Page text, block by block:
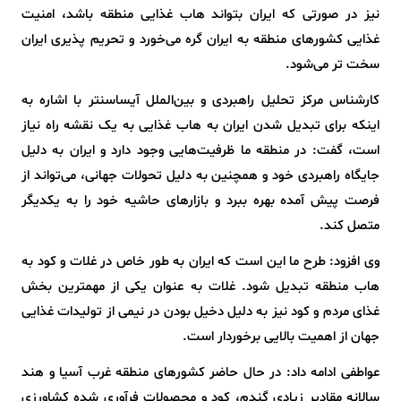
نیز در صورتی که ایران بتواند هاب غذایی منطقه باشد، امنیت
غذایی کشورهای منطقه به ایران گره می‌خورد و تحریم پذیری ایران
سخت تر می‌شود.
کارشناس مرکز تحلیل راهبردی و بین‌الملل آیساسنتر با اشاره به
اینکه برای تبدیل شدن ایران به هاب غذایی به یک نقشه راه نیاز
است، گفت: در منطقه ما ظرفیت‌هایی وجود دارد و ایران به دلیل
جایگاه راهبردی خود و همچنین به دلیل تحولات جهانی، می‌تواند از
فرصت پیش آمده بهره ببرد و بازارهای حاشیه خود را به یکدیگر
متصل کند.
وی افزود: طرح ما این است که ایران به طور خاص در غلات و کود به
هاب منطقه تبدیل شود. غلات به عنوان یکی از مهمترین بخش
غذای مردم و کود نیز به دلیل دخیل بودن در نیمی از تولیدات غذایی
جهان از اهمیت بالایی برخوردار است.
عواطفی ادامه داد: در حال حاضر کشورهای منطقه غرب آسیا و هند